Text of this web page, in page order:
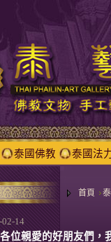
泰國佛教 泰國法
首頁
02-14
各位親愛的好朋友們，